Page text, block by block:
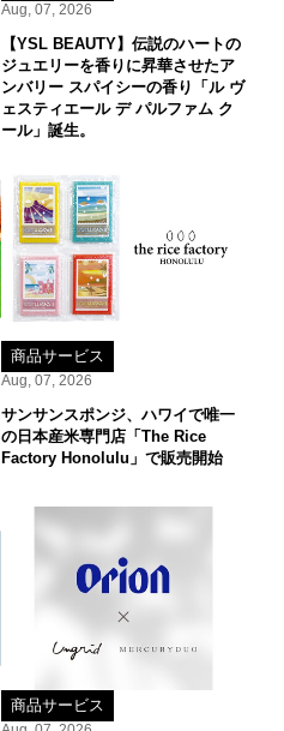
Aug, 07, 2026
【YSL BEAUTY】伝説のハートの
ジュエリーを香りに昇華させたア
ンバリー スパイシーの香り「ル ヴ
ェスティエール デ パルファム ク
ール」誕生。
商品サービス
Aug, 07, 2026
サンサンスポンジ、ハワイで唯一
の日本産米専門店「The Rice
Factory Honolulu」で販売開始
商品サービス